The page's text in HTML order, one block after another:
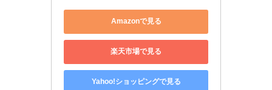
Amazonで見る
楽天市場で見る
Yahoo!ショッピングで見る